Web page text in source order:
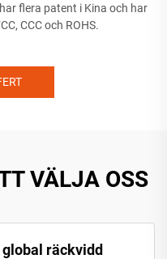
flera patent i Kina och har
CCC och ROHS.
VÄLJA OSS
räckvidd